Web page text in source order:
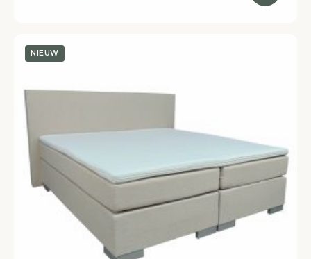
NIEUW